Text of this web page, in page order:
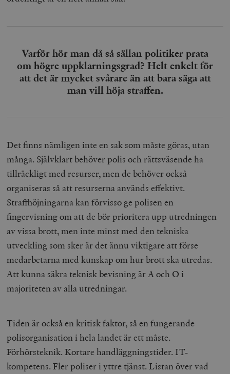
Varför hör man då så sällan politiker prata
om högre uppklarningsgrad? Helt enkelt för
att det är mycket svårare än att bara säga att
man vill höja straffen.
Det finns nämligen inte en sak som måste göras, utan
många. Självklart behöver polis och rättsväsende ha
tillräckligt med resurser, men de behöver också
organiseras så att resurserna används effektivt.
Straffhöjningarna kan förvisso ge polisen en
fingervisning om att de bör prioritera upp utredningen
av vissa brott, men inte minst med den tekniska
utveckling som sker är det ännu viktigare att förse
medarbetarna med kunskap om hur brott ska utredas.
Att kunna säkra teknisk bevisning är A och O i
majoriteten av alla utredningar.
Tiden är också en kritisk faktor, så en fungerande
polisorganisation i hela landet är ett måste.
Förhörsteknik. Kortare handläggningstider. IT-
kompetens. Fler poliser i yttre tjänst. Listan över vad